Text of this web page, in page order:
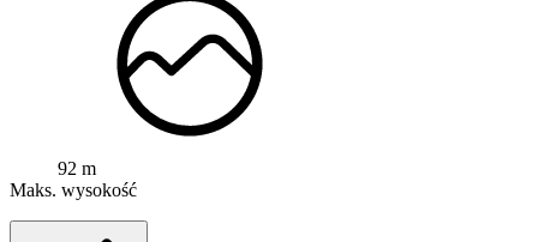
92 m
Maks. wysokość